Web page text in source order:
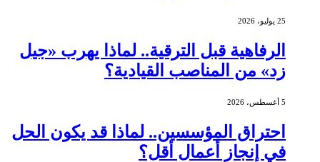
25 يوليو، 2026
الرفاهية قبل الترقية.. لماذا يهرب «جيل
زد» من المناصب القيادية؟
5 أغسطس، 2026
احتراق المؤسسين.. لماذا قد يكون الحل
في إنجاز أعمال أقل؟